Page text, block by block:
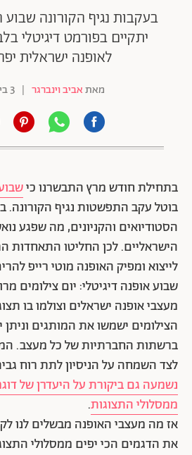
בעקבות נגיף הקורונה
יתקיים בפורמט דיגיטלי
לאופנה ישראלית
מאתאביב וינברגר | 3 ביוני 2020
בתחילת חודש מרץ התבשרנו כי
בוטל עקב התפשטות נגיף הקורונה.
הסטודיואים והקניונים, מה שפגע
הישראליים. לכן החליטו התאחדות
לייצוא ומפיק האופנה מוטי רייפ
מעצבי אופנה ישראלים וצולמו בו
הצילומים ישמשו את המותגים וניתן
ברשתות החברתיות של כל מעצב.
לצד השמחה על הניסיון לתת רוח
נשמעה גם ביקורת על היעדרן של
ממסלולי התצוגות.
את הדגמים הכי יפים ממסלולי